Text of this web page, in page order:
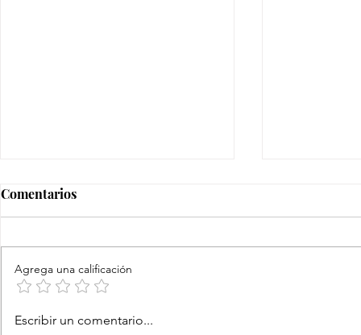
No te olvides al bebé
Comentarios
Agrega una calificación
Escribir un comentario...